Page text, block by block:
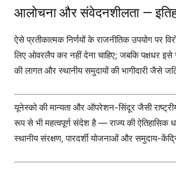
आलोचना और संवेदनशीलता —
ऐसे प्रतीकात्मक निर्णयों के राजनीतिक उपयोग पर
लिए ओवरलैप कर नहीं देना चाहिए; जबकि पक्षधर
की लागत और स्थानीय समुदायों की भागीदारी जैसे
यूनेस्को की मान्यता और ऑपरेशन-सिंदूर जैसी
रूप से भी महत्वपूर्ण संदेश है — राज्य की ऐतिहासिक
स्थानीय संरक्षण, पारदर्शी योजनाओं और समुदाय-